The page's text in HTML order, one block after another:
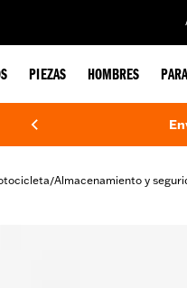
PIEZAS HOMBRES
/Almacenamiento y